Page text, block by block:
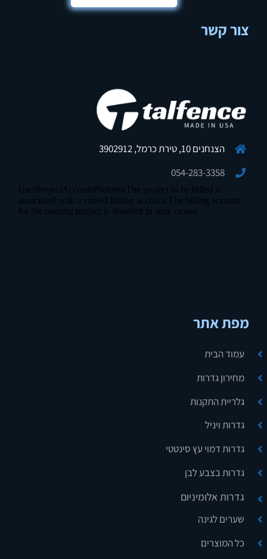
צור קשר
הצנחנים 10, טירת כרמל, 3902912
054-283-3358
מפת אתר
עמוד הבית
מחירון גדרות
גלריית התקנות
גדרות ויניל
גדרות דמוי עץ סינטטי
גדרות בצבע לבן
גדרות אלומיניום
שערים לגינה
כל המוצרים